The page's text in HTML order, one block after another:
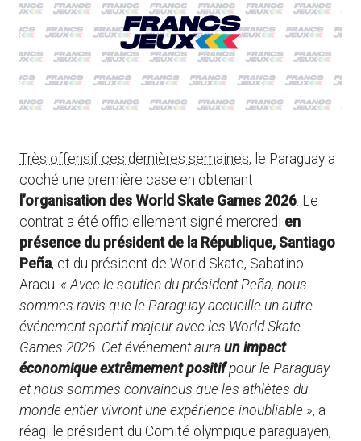
Très offensif ces dernières semaines, le Paraguay a
coché une première case en obtenant
l’organisation des World Skate Games 2026. Le
contrat a été officiellement signé mercredi en
présence du président de la République, Santiago
Peña, et du président de World Skate, Sabatino
Aracu. « Avec le soutien du président Peña, nous
sommes ravis que le Paraguay accueille un autre
événement sportif majeur avec les World Skate
Games 2026. Cet événement aura un impact
économique extrêmement positifpour le Paraguay
et nous sommes convaincus que les athlètes du
monde entier vivront une expérience inoubliable », a
réagi le président du Comité olympique paraguayen,